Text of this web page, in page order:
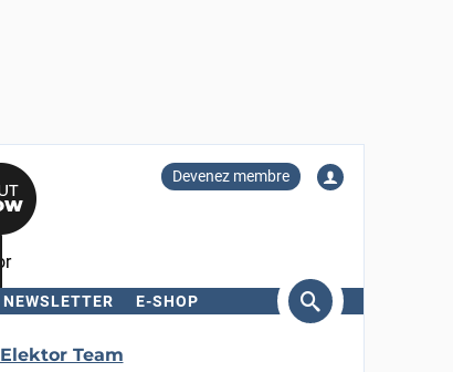
Devenez membre
NEWSLETTER E-SHOP
Elektor Team